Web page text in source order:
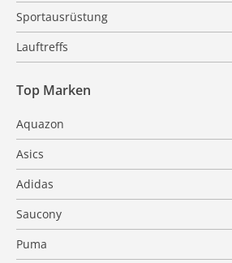
Sportausrüstung
Lauftreffs
Top Marken
Aquazon
Asics
Adidas
Saucony
Puma